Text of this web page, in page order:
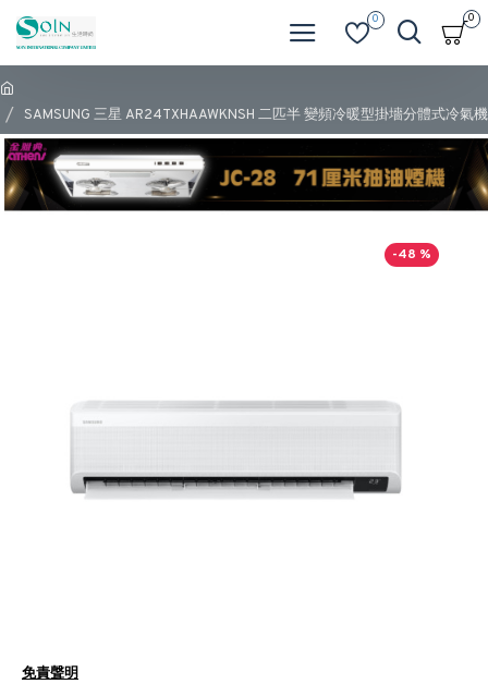
0 0
SAMSUNG 三星 AR24TXHAAWKNSH 二匹半 變頻冷暖型掛墻分體式冷氣機
-48 %
免責聲明